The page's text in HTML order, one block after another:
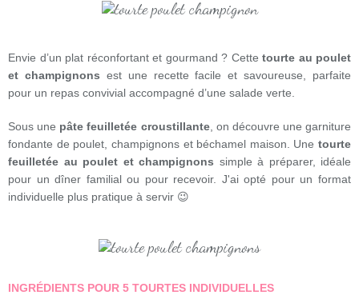
Envie d’un plat réconfortant et gourmand ? Cette tourte au poulet
et champignons est une recette facile et savoureuse, parfaite
pour un repas convivial accompagné d’une salade verte.
Sous une pâte feuilletée croustillante, on découvre une garniture
fondante de poulet, champignons et béchamel maison. Une tourte
feuilletée au poulet et champignons simple à préparer, idéale
pour un dîner familial ou pour recevoir. J'ai opté pour un format
individuelle plus pratique à servir 😉
INGRÉDIENTS POUR 5 TOURTES INDIVIDUELLES